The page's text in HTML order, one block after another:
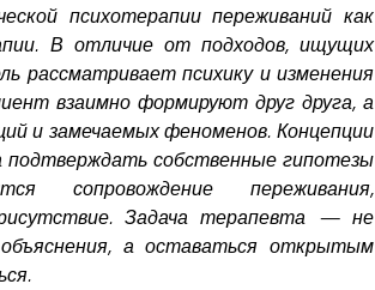
психотерапии переживаний как
В отличие от подходов, ищущих
рассматривает психику и изменения
взаимно формируют друг друга, а
и замечаемых феноменов. Концепции
собственные гипотезы
сопровождение переживания,
Задача терапевта — не
а оставаться открытым